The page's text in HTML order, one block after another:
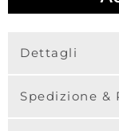
Dettagli
Spedizione &